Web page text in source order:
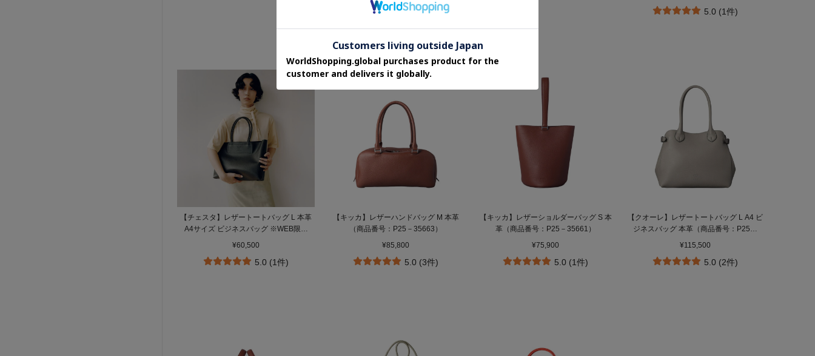
5.0 (4件) 5.0 (1件)
【チェスタ】レザートートバッグ L 本革
A4サイズ ビジネスバッグ ※WEB限定
（商品番号：P25－30500）
¥60,500
5.0 (1件)
【キッカ】レザーハンドバッグ M 本革
（商品番号：P25－35663）
¥85,800
5.0 (3件)
【キッカ】レザーショルダーバッグ S 本
革（商品番号：P25－35661）
¥75,900
5.0 (1件)
【クオーレ】レザートートバッグ L A4 ビ
ジネスバッグ 本革（商品番号：P25－
35642）
¥115,500
5.0 (2件)